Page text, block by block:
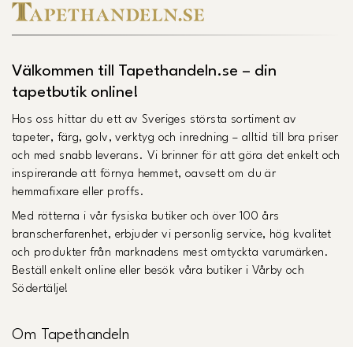
Välkommen till Tapethandeln.se – din
tapetbutik online!
Hos oss hittar du ett av Sveriges största sortiment av
tapeter, färg, golv, verktyg och inredning – alltid till bra priser
och med snabb leverans. Vi brinner för att göra det enkelt och
inspirerande att förnya hemmet, oavsett om du är
hemmafixare eller proffs.
Med rötterna i vår fysiska butiker och över 100 års
branscherfarenhet, erbjuder vi personlig service, hög kvalitet
och produkter från marknadens mest omtyckta varumärken.
Beställ enkelt online eller besök våra butiker i Vårby och
Södertälje!
Om Tapethandeln